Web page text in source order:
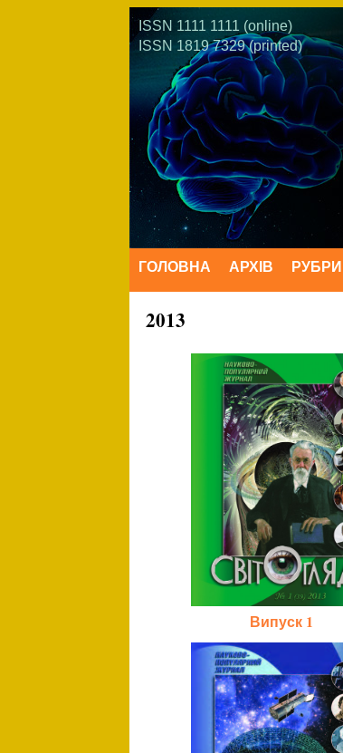
ISSN 1111 1111 (online)
ISSN 1819 7329 (printed)
ГОЛОВНА АРХІВ
2013
Випуск 1